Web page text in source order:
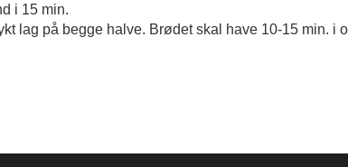
i 15 min.
lag på begge halve. Brødet skal have 10-15 min. i